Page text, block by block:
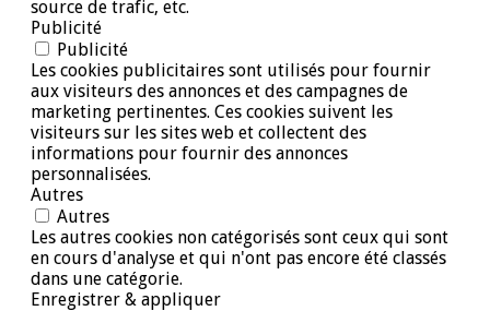
source de trafic, etc.
Publicité
Publicité
Les cookies publicitaires sont utilisés pour fournir
aux visiteurs des annonces et des campagnes de
marketing pertinentes. Ces cookies suivent les
visiteurs sur les sites web et collectent des
informations pour fournir des annonces
personnalisées.
Autres
Autres
Les autres cookies non catégorisés sont ceux qui sont
en cours d'analyse et qui n'ont pas encore été classés
dans une catégorie.
Enregistrer & appliquer